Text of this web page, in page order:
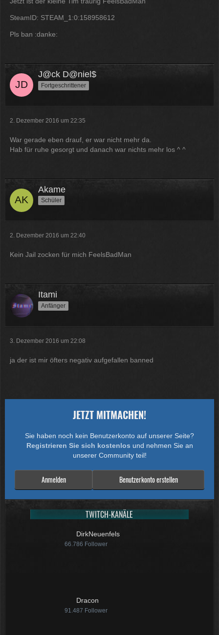
McCracker007
wenn man innerhalb 2 Jahre das
SteamID: STEAM_1:0:158958612
Pls ban :danke:
J@ck D@niel$
Fortgeschrittener
2. Dezember 2016 um 22:35
War gerade eben drauf, er war nicht mehr da.
Hab für ruhe gesorgt und danach war nichts mehr los ^ ^
Akame
Schüler
2. Dezember 2016 um 22:40
Kein Jail zocken für mich FeelsBadMan
Itami
Anfänger
3. Dezember 2016 um 22:08
ja der ist mir öfters negativ aufgefallen banned
JETZT MITMACHEN!
Sie haben noch kein Benutzerkonto auf unserer Seite?
Registrieren Sie sich kostenlos und nehmen Sie an
unserer Community teil!
Benutzerkonto erstellen
Anmelden
TWITCH-KANÄLE
DirkNeuenfels
66.786 Follower
Dracon
91.487 Follower